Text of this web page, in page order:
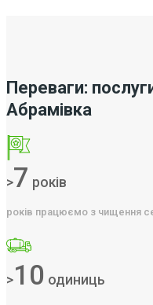
Переваги:
Абрамівка
>7 років
років працюємо з чищення
>10 одиниць